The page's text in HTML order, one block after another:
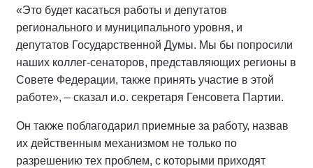
«Это будет касаться работы и депутатов
регионального и муниципального уровня, и
депутатов Государственной Думы. Мы бы попросили
наших коллег-сенаторов, представляющих регионы в
Совете Федерации, также принять участие в этой
работе», – сказал и.о. секретаря Генсовета Партии.
Он также поблагодарил приемные за работу, назвав
их действенным механизмом не только по
разрешению тех проблем, с которыми приходят